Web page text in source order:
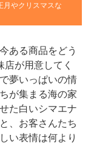
月やクリスマスな
ある商品をどう
が用意してく
夢いっぱいの情
が集まる海の家
た白いシマエナ
、お客さんたち
い表情は何より